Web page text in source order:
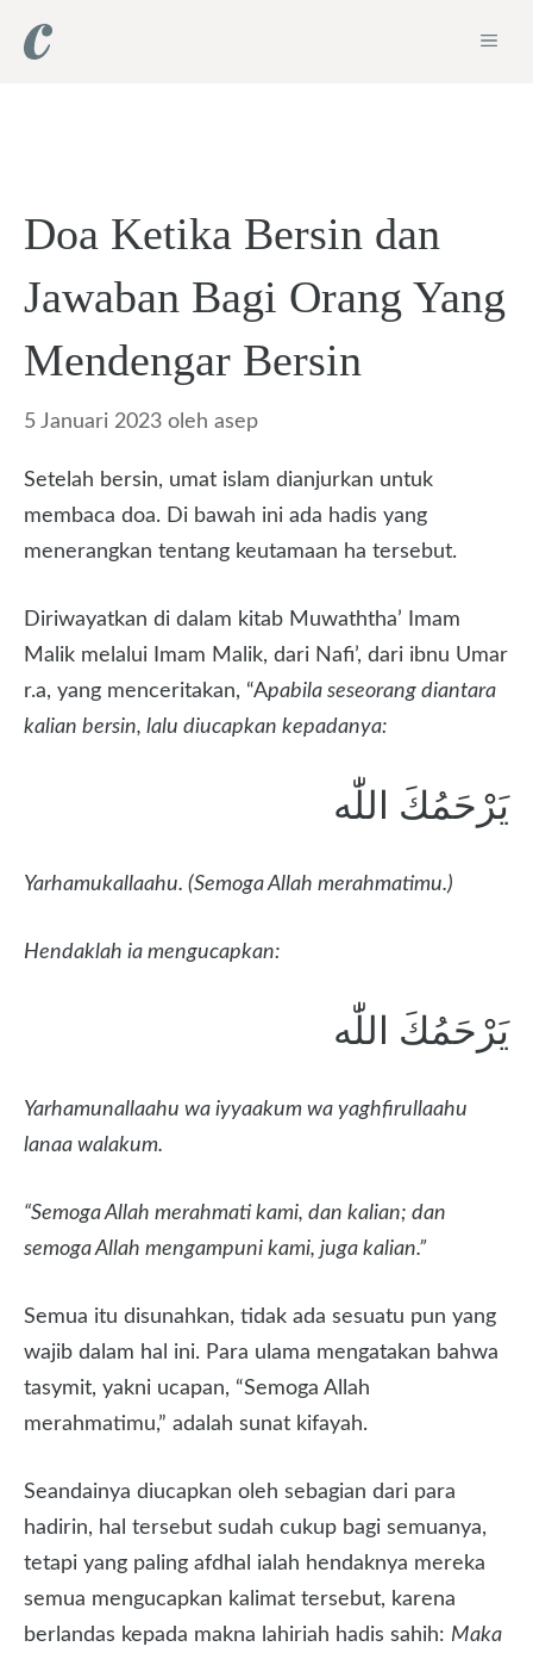
Doa Ketika Bersin dan
Jawaban Bagi Orang Yang
Mendengar Bersin
5 Januari 2023 oleh asep
Setelah bersin, umat islam dianjurkan untuk
membaca doa. Di bawah ini ada hadis yang
menerangkan tentang keutamaan ha tersebut.
Diriwayatkan di dalam kitab Muwaththa’ Imam
Malik melalui Imam Malik, dari Nafi’, dari ibnu Umar
r.a, yang menceritakan, “Apabila seseorang diantara
kalian bersin, lalu diucapkan kepadanya:
يَرْحَمُكَ اللّٰه
Yarhamukallaahu. (Semoga Allah merahmatimu.)
Hendaklah ia mengucapkan:
يَرْحَمُكَ اللّٰه
Yarhamunallaahu wa iyyaakum wa yaghfirullaahu
lanaa walakum.
“Semoga Allah merahmati kami, dan kalian; dan
semoga Allah mengampuni kami, juga kalian.”
Semua itu disunahkan, tidak ada sesuatu pun yang
wajib dalam hal ini. Para ulama mengatakan bahwa
tasymit, yakni ucapan, “Semoga Allah
merahmatimu,” adalah sunat kifayah.
Seandainya diucapkan oleh sebagian dari para
hadirin, hal tersebut sudah cukup bagi semuanya,
tetapi yang paling afdhal ialah hendaknya mereka
semua mengucapkan kalimat tersebut, karena
berlandas kepada makna lahiriah hadis sahih: Maka